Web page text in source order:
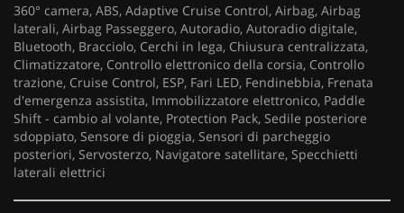
360° camera, ABS, Adaptive Cruise Control, Airbag, Airbag
laterali, Airbag Passeggero, Autoradio, Autoradio digitale,
Bluetooth, Bracciolo, Cerchi in lega, Chiusura centralizzata,
Climatizzatore, Controllo elettronico della corsia, Controllo
trazione, Cruise Control, ESP, Fari LED, Fendinebbia, Frenata
d'emergenza assistita, Immobilizzatore elettronico, Paddle
Shift - cambio al volante, Protection Pack, Sedile posteriore
sdoppiato, Sensore di pioggia, Sensori di parcheggio
posteriori, Servosterzo, Navigatore satellitare, Specchietti
laterali elettrici